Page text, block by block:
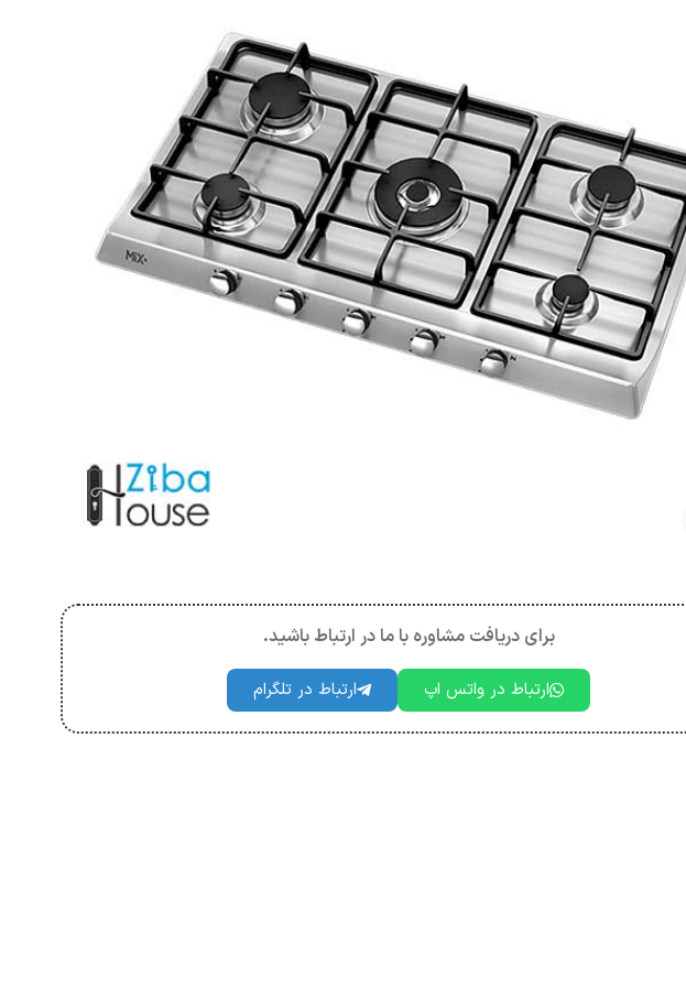
برای دریافت مشاوره با ما در ارتباط باشید.
ارتباط در واتس اپ ارتباط در تلگرام